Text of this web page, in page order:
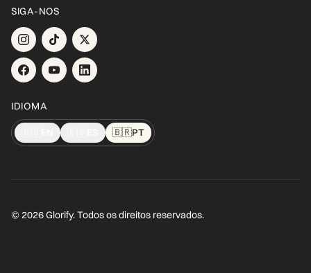
SIGA-NOS
IDIOMA
🇧🇷PT
© 2026 Glorify. Todos os direitos reservados.